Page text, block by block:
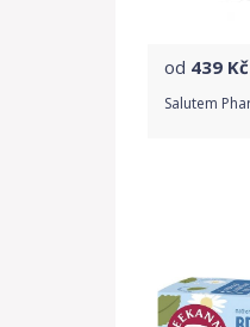
od 439 Kč
Salutem